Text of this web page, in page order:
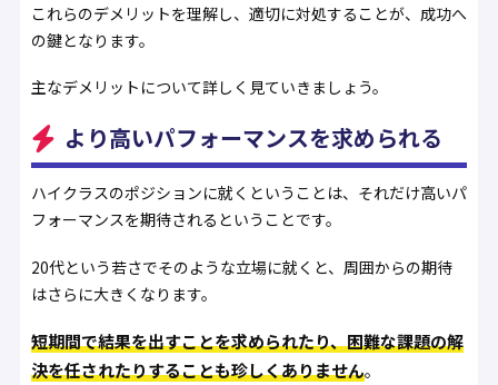
これらのデメリットを理解し、適切に対処することが、成功へ
の鍵となります。
主なデメリットについて詳しく見ていきましょう。
より高いパフォーマンスを求められる
ハイクラスのポジションに就くということは、それだけ高いパ
フォーマンスを期待されるということです。
20代という若さでそのような立場に就くと、周囲からの期待
はさらに大きくなります。
短期間で結果を出すことを求められたり、困難な課題の解
決を任されたりすることも珍しくありません。